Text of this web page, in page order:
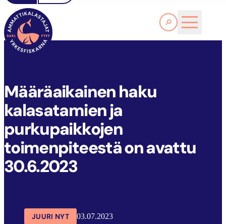
Lue lisää
SAKL
Määräaikainen haku
kalasatamien ja
purkupaikkojen
toimenpiteestä on avattu
30.6.2023
JUURI NYT
03.07.2023